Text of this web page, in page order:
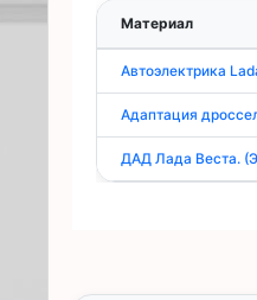
Материал
Автоэлектрика
Адаптация
ДАД Лада Веста.